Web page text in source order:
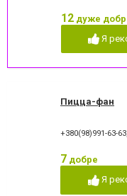
12 дуже
Я
Пицца-фан
+380(98)991-63-63
7 добре
Я